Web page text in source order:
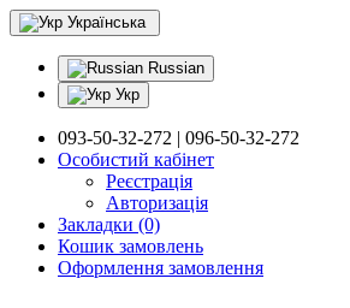
Українська
Russian
Укр
093-50-32-272 | 096-50-32-272
Особистий кабінет
Реєстрація
Авторизація
Закладки (0)
Кошик замовлень
Оформлення замовлення